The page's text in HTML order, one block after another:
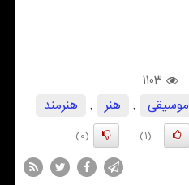
1103
موسیقی , هنر ,
هنرمند
(1)
(0)